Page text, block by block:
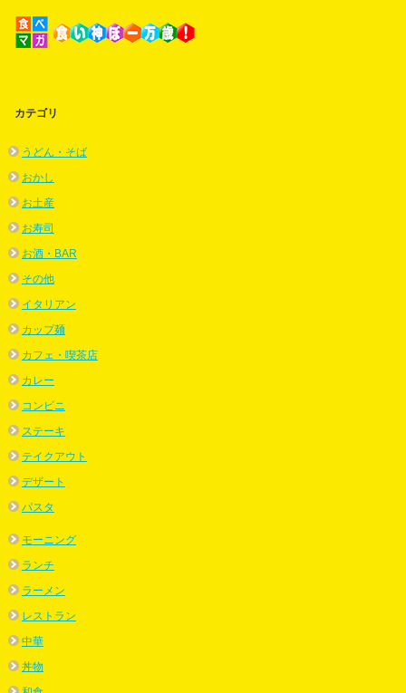
カテゴリ
うどん・そば
おかし
お土産
お寿司
お酒・BAR
その他
イタリアン
カップ麺
カフェ・喫茶店
カレー
コンビニ
ステーキ
テイクアウト
デザート
パスタ
モーニング
ランチ
ラーメン
レストラン
中華
丼物